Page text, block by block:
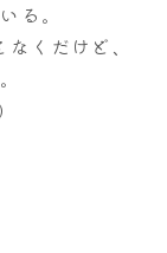
る。
くだけど、